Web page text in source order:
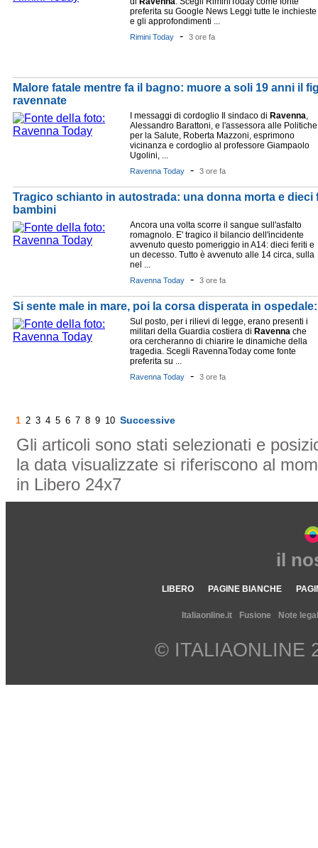
preferita su Google News Leggi tutte le inchieste
e gli approfondimenti ...
Rimini Today - 3 ore fa
Malore fatale mentre fa il bagno: muore a soli 19 anni il
ravennate
I messaggi di cordoglio Il sindaco di Ravenna,
Alessandro Barattoni, e l'assessora alle Politiche
per la Salute, Roberta Mazzoni, esprimono
vicinanza e cordoglio al professore Giampaolo
Ugolini, ...
Ravenna Today - 3 ore fa
Tragico schianto in autostrada: una donna morta e dieci
bambini
Ancora una volta scorre il sangue sull'asfalto
romagnolo. E' tragico il bilancio dell'incidente
avvenuto questo pomeriggio in A14: dieci feriti e
un decesso. Tutto è avvenuto alle 14 circa, sulla
nel ...
Ravenna Today - 3 ore fa
Si sente male in mare, poi la corsa disperata in
Sul posto, per i rilievi di legge, erano presenti i
militari della Guardia costiera di Ravenna che
ora cercheranno di chiarire le dinamiche della
tragedia. Scegli RavennaToday come fonte
preferita su ...
Ravenna Today - 3 ore fa
1 2 3 4 5 6 7 8 9 10 Successive
Gli articoli sono stati selezionati e
la data visualizzate si riferiscono al
in Libero 24x7
il
LIBERO PAGINE BIANCHE
Italiaonline.it Fusione Note
© ITALIAONLINE